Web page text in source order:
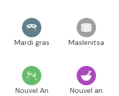
Mardi gras Maslenitsa
Nouvel An
Nouvel an